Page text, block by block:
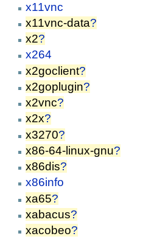
x11vnc
x11vnc-data?
x2?
x264
x2goclient?
x2goplugin?
x2vnc?
x2x?
x3270?
x86-64-linux-gnu?
x86dis?
x86info
xa65?
xabacus?
xacobeo?